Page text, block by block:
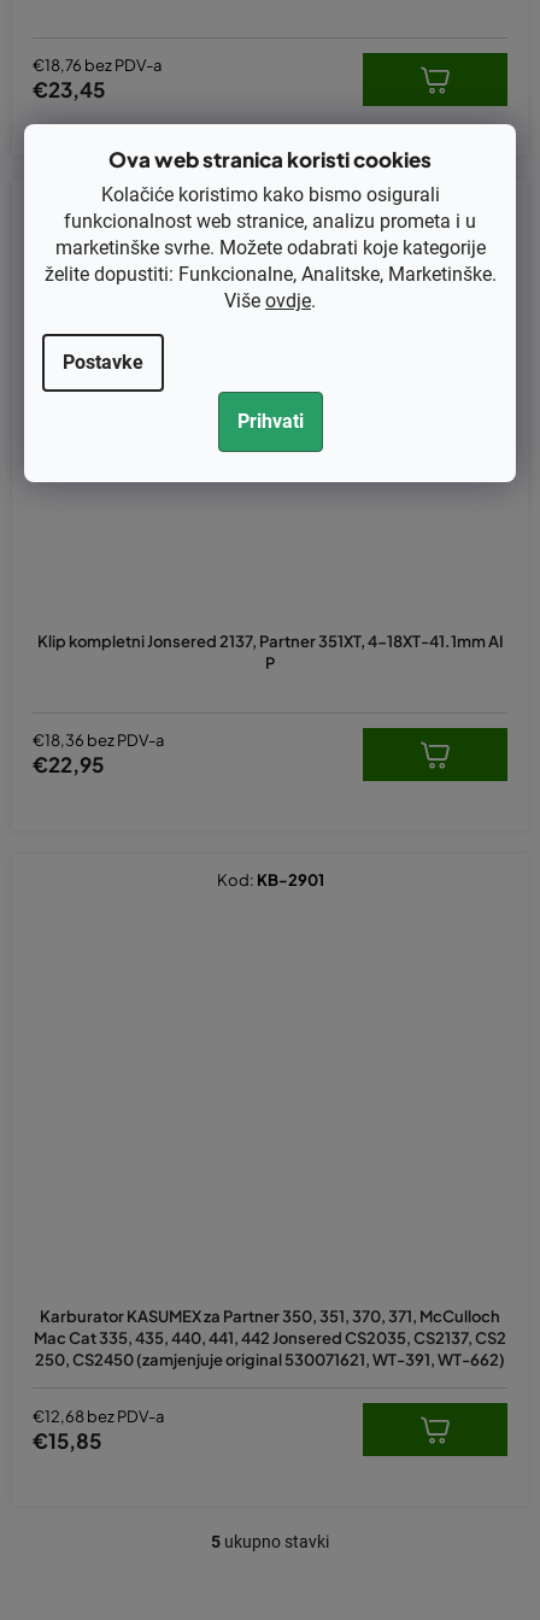
Ova web stranica koristi cookies
Kolačiće koristimo kako bismo osigurali
funkcionalnost web stranice, analizu prometa i u
marketinške svrhe. Možete odabrati koje kategorije
želite dopustiti: Funkcionalne, Analitske, Marketinške.
Više ovdje.
Postavke
Prihvati
€18,76 bez PDV-a
€23,45
Klip kompletni Jonsered 2137, Partner 351XT, 4-18XT-41.1mm AI
P
€18,36 bez PDV-a
€22,95
Kod:179-2137
Karburator KASUMEX za Partner 350, 351, 370, 371, McCulloch
Mac Cat 335, 435, 440, 441, 442 Jonsered CS2035, CS2137, CS2
250, CS2450 (zamjenjuje original 530071621, WT-391, WT-662)
€12,68 bez PDV-a
€15,85
Kod: KB-2901
K
5 ukupno stavki